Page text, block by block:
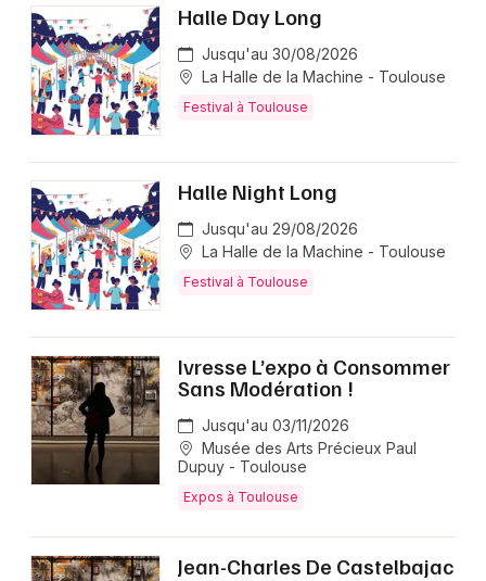
Halle Day Long
Jusqu'au 30/08/2026
La Halle de la Machine - Toulouse
Festival à Toulouse
Halle Night Long
Jusqu'au 29/08/2026
La Halle de la Machine - Toulouse
Festival à Toulouse
Ivresse L’expo à Consommer
Sans Modération !
Jusqu'au 03/11/2026
Musée des Arts Précieux Paul
Dupuy - Toulouse
Expos à Toulouse
Jean-Charles De Castelbajac